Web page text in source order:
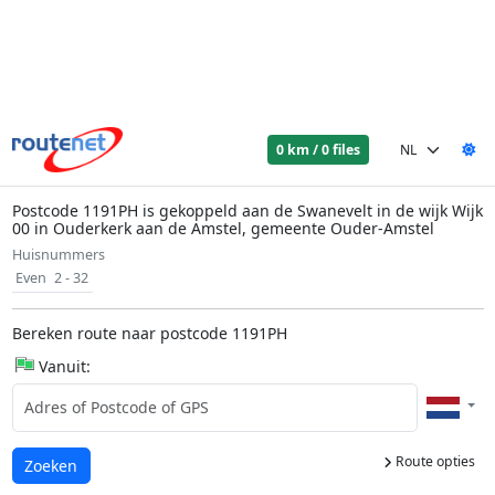
0 km / 0 files
Postcode 1191PH is gekoppeld aan de Swanevelt in de wijk Wijk
00 in Ouderkerk aan de Amstel, gemeente Ouder-Amstel
Huisnummers
Even 2 - 32
Bereken route naar postcode 1191PH
Vanuit:
Route opties
Laden...
Zoeken